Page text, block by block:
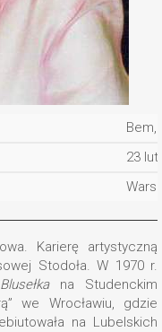
Bem,
23
Karierę artystyczną
Stodoła. W 1970 r.
Blusełkana Studenckim
we Wrocławiu, gdzie
na Lubelskich